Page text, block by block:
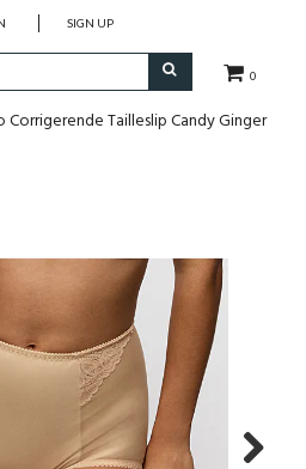
0
SIGN UP
Corrigerende Tailleslip Candy Ginger